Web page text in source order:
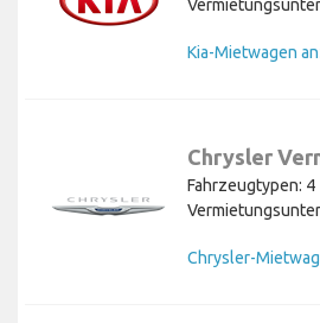
Kia-Mietwagen
Chrysler
Fahrzeugtypen: 4
Chrysler-